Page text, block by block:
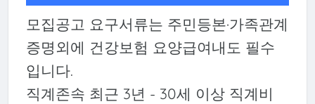
모집공고 요구서류는 주민등본·가족관계
증명외에 건강보험 요양급여내도 필수
입니다.
직계존속 최근 3년 - 30세 이상 직계비